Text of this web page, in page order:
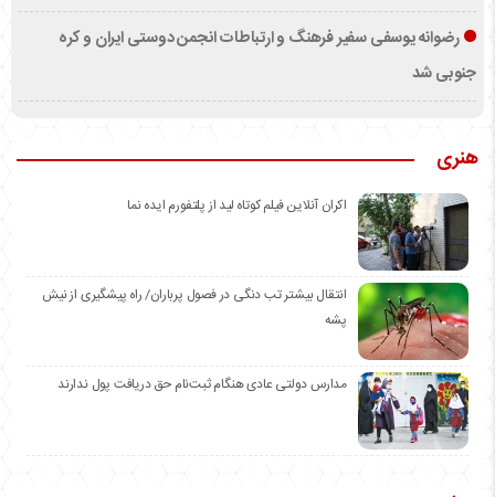
رضوانه یوسفی سفیر فرهنگ و ارتباطات انجمن دوستی ایران و کره
جنوبی شد
هنری
اکران آنلاین فیلم کوتاه لید از پلتفورم ایده نما
انتقال بیشتر تب دنگی در فصول پرباران/ راه پیشگیری از نیش
پشه
مدارس دولتی عادی هنگام ثبت‌نام حق دریافت پول ندارند